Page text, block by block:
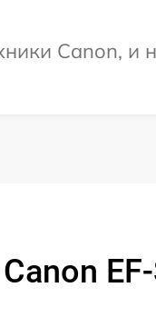
Canon, и